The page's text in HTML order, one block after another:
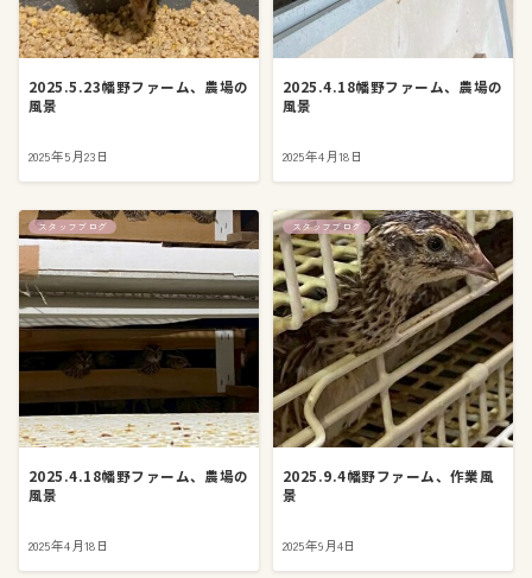
2025.5.23幡野ファーム、農場の
風景
2025年5月23日
2025.4.18幡野ファーム、農場の
風景
2025年4月18日
スタッフブログ
2025.4.18幡野ファーム、農場の
風景
2025年4月18日
スタッフブログ
2025.9.4幡野ファーム、作業風
景
2025年9月4日